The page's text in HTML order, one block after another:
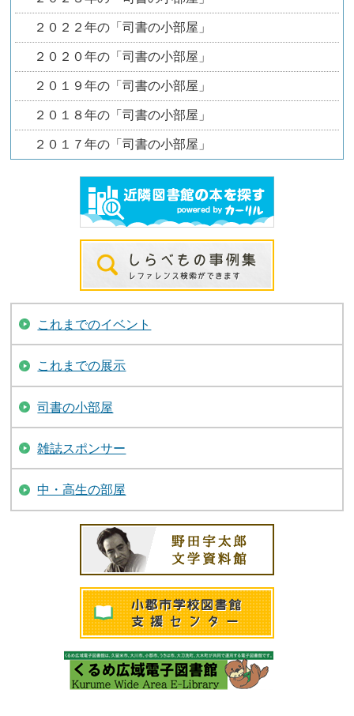
２０２２年の「司書の小部屋」
２０２０年の「司書の小部屋」
２０１９年の「司書の小部屋」
２０１８年の「司書の小部屋」
２０１７年の「司書の小部屋」
これまでのイベント
これまでの展示
司書の小部屋
雑誌スポンサー
中・高生の部屋